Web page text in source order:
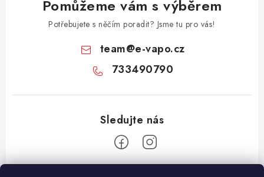
Pomůžeme vám s výběrem
Potřebujete s něčím poradit? Jsme tu pro vás!
team@e-vapo.cz
733490790